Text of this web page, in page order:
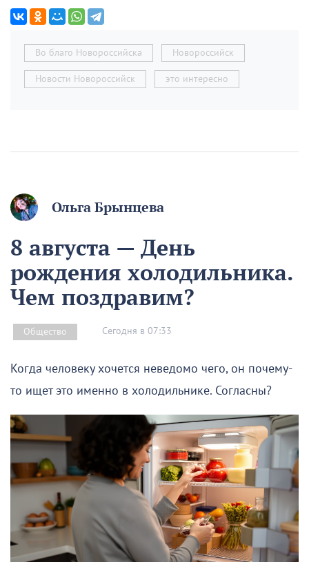
Во благо Новороссийска Новороссийск
Новости Новороссийск это интересно
Ольга Брынцева
8 августа — День
рождения холодильника.
Чем поздравим?
Общество Сегодня в 07:33
Когда человеку хочется неведомо чего, он почему-
то ищет это именно в холодильнике. Согласны?